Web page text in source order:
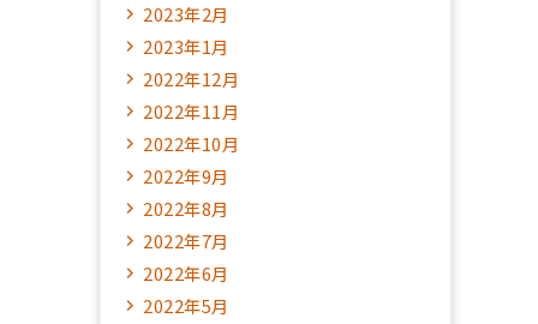
2023年2月
2023年1月
2022年12月
2022年11月
2022年10月
2022年9月
2022年8月
2022年7月
2022年6月
2022年5月